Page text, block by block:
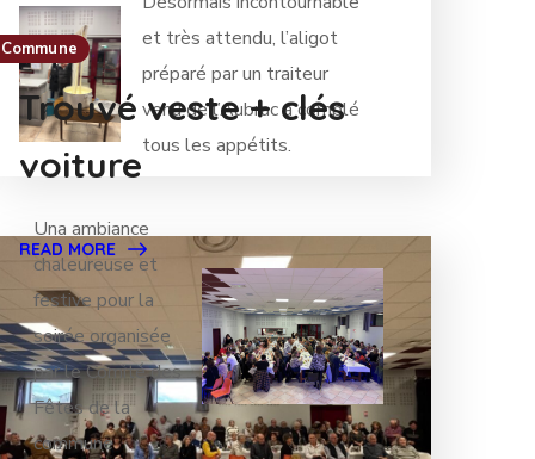
et très attendu, l’aligot
préparé par un traiteur
venu de l’Aubrac a comblé
tous les appétits.
Una ambiance
chaleureuse et
festive pour la
soirée organisée
par le Comité des
Fêtes de la
commune
Commune
Trouvé veste + clés
voiture
READ MORE